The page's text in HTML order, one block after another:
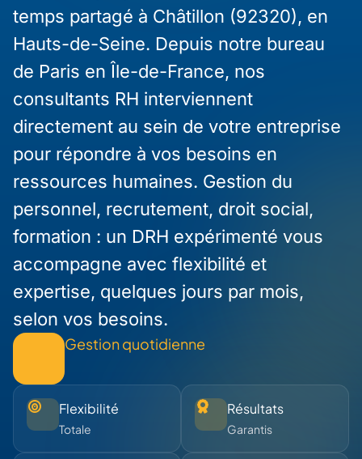
temps partagé à Châtillon (92320), en
Hauts-de-Seine. Depuis notre bureau
de Paris en Île-de-France, nos
consultants RH interviennent
directement au sein de votre entreprise
pour répondre à vos besoins en
ressources humaines. Gestion du
personnel, recrutement, droit social,
formation : un DRH expérimenté vous
accompagne avec flexibilité et
expertise, quelques jours par mois,
selon vos besoins.
Gestion quotidienne
Flexibilité
Totale
Résultats
Garantis